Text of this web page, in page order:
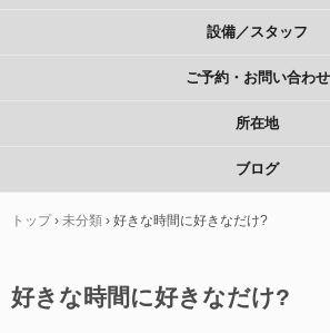
設備／スタッフ
ご予約・お問い合わせ
所在地
ブログ
トップ › 未分類 › 好きな時間に好きなだけ?
好きな時間に好きなだけ?